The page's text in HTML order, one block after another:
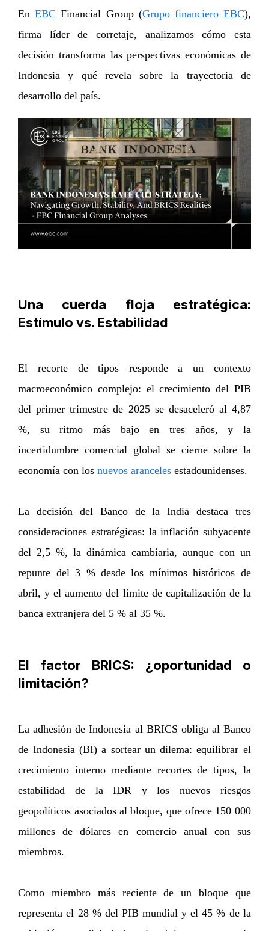
EnEBCFinancial Group (Grupo financiero EBC),
firma líder de corretaje, analizamos cómo esta
decisión transforma las perspectivas económicas de
Indonesia y qué revela sobre la trayectoria de
desarrollo del país.
Una cuerda floja estratégica:
Estímulo vs. Estabilidad
El recorte de tipos responde a un contexto
macroeconómico complejo: el crecimiento del PIB
del primer trimestre de 2025 se desaceleró al 4,87
%, su ritmo más bajo en tres años, y la
incertidumbre comercial global se cierne sobre la
economía con losnuevos aranceles estadounidenses.
La decisión del Banco de la India destaca tres
consideraciones estratégicas: la inflación subyacente
del 2,5 %, la dinámica cambiaria, aunque con un
repunte del 3 % desde los mínimos históricos de
abril, y el aumento del límite de capitalización de la
banca extranjera del 5 % al 35 %.
El factor BRICS: ¿oportunidad o
limitación?
La adhesión de Indonesia al BRICS obliga al Banco
de Indonesia (BI) a sortear un dilema: equilibrar el
crecimiento interno mediante recortes de tipos, la
estabilidad de la IDR y los nuevos riesgos
geopolíticos asociados al bloque, que ofrece 150 000
millones de dólares en comercio anual con sus
miembros.
Como miembro más reciente de un bloque que
representa el 28 % del PIB mundial y el 45 % de la